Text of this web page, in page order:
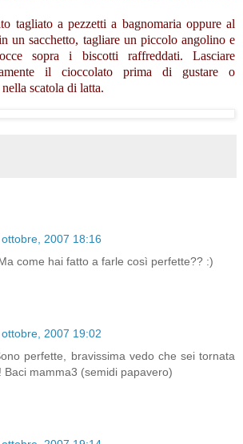
tagliato a pezzetti a bagnomaria oppure al
un sacchetto, tagliare un piccolo angolino e
sopra i biscotti raffreddati. Lasciare
il cioccolato prima di gustare o
scatola di latta.
2007 18:16
come hai fatto a farle così perfette?? :)
2007 19:02
perfette, bravissima vedo che sei tornata
Baci mamma3 (semidi papavero)